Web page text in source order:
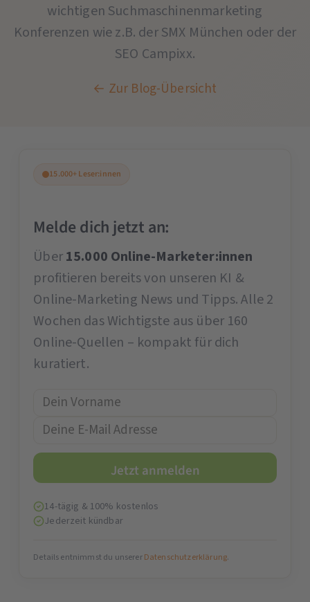
wichtigen Suchmaschinenmarketing
Konferenzen wie z.B. der SMX München oder der
SEO Campixx.
← Zur Blog-Übersicht
15.000+ Leser:innen
Melde dich jetzt an:
Über15.000 Online-Marketer:innen
profitieren bereits von unseren KI &
Online-Marketing News und Tipps. Alle 2
Wochen das Wichtigste aus über 160
Online-Quellen – kompakt für dich
kuratiert.
14-tägig & 100% kostenlos
Jederzeit kündbar
Details entnimmst du unsererDatenschutzerklärung.